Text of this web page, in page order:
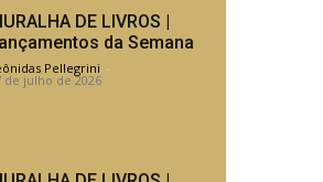
DE LIVROS |
da Semana
Pellegrini -
de julho de 2026